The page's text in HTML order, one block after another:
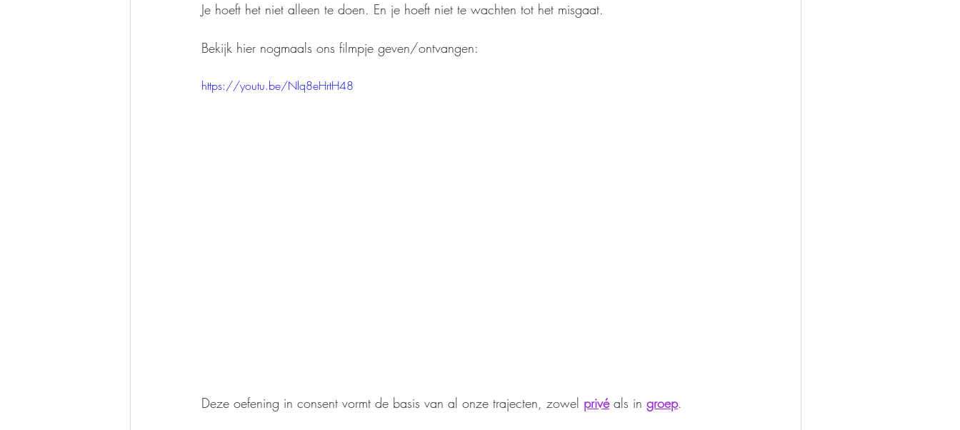
Je hoeft het niet alleen te doen. En je hoeft niet te wachten tot het misgaat.
Bekijk hier nogmaals ons filmpje geven/ontvangen:
https://youtu.be/Nlq8eHrtH48
Deze oefening in consent vormt de basis van al onze trajecten, zowel privé als in groep.